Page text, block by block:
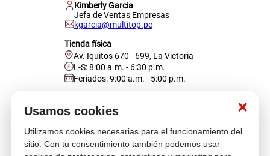
×
Usamos cookies
Utilizamos cookies necesarias para el funcionamiento del
sitio. Con tu consentimiento también podemos usar
Kimberly Garcia
Jefa de Ventas Empresas
kgarcia@multitop.pe
Tienda física
Av. Iquitos 670 - 699, La Victoria
L-S: 8:00 a.m. - 6:30 p.m.
Feriados: 9:00 a.m. - 5:00 p.m.
Atención al cliente